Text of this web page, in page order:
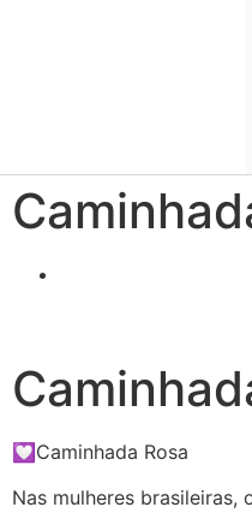
💟Caminhada Rosa
Nas mulheres brasileiras,